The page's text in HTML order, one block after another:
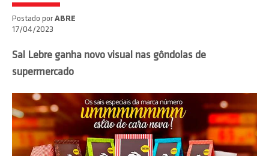
Postado por ABRE
17/04/2023
Sal Lebre ganha novo visual nas gôndolas de
supermercado